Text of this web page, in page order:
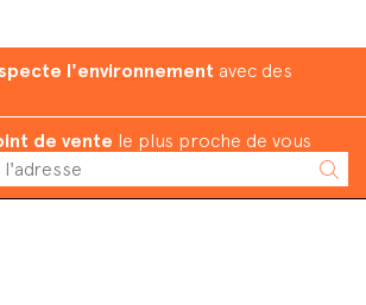
l'environnement avec des
de vente le plus proche de vous